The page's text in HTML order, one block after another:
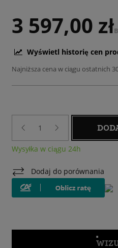
3 597,00 zł
Wyświetl historię cen
Najniższa cena w ciągu ostatnich
Wysyłka w ciągu 24h
Dodaj do porównania